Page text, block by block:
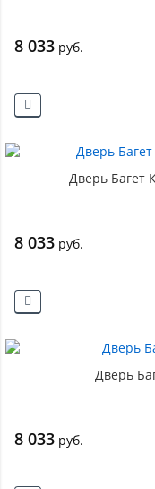
8 033 руб.
Дверь Багет
8 033 руб.
Дверь
8 033 руб.